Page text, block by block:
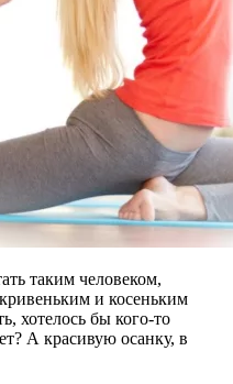
таким человеком,
и косеньким
хотелось бы кого-то
А красивую осанку, в